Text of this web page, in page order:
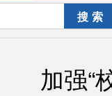
加强“